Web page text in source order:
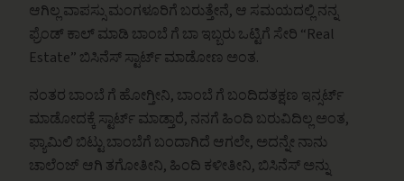
ಆಗಿಲ್ಲ ವಾಪಸ್ಸು ಮಂಗಳೂರಿಗೆ ಬರುತ್ತೇನೆ, ಆ ಸಮಯದಲ್ಲಿ ನನ್ನ
ಫ್ರೆಂಡ್ ಕಾಲ್ ಮಾಡಿ ಬಾಂಬೆ ಗೆ ಬಾ ಇಬ್ಬರು ಒಟ್ಟಿಗೆ ಸೇರಿ “Real
Estate” ಬಿಸಿನೆಸ್ ಸ್ಟಾರ್ಟ್ ಮಾಡೋಣ ಅಂತ.
ನಂತರ ಬಾಂಬೆ ಗೆ ಹೋಗ್ತೀನಿ, ಬಾಂಬೆ ಗೆ ಬಂದಿದತಕ್ಷಣ ಇನ್ಸರ್ಟ್
ಮಾಡೋದಕ್ಕೆ ಸ್ಟಾರ್ಟ್ ಮಾಡ್ತಾರೆ, ನನಗೆ ಹಿಂದಿ ಬರುವಿದಿಲ್ಲ ಅಂತ,
ಫ್ಯಾಮಿಲಿ ಬಿಟ್ಟು ಬಾಂಬೆಗೆ ಬಂದಾಗಿದೆ ಆಗಲೇ, ಅದನ್ನೇ ನಾನು
ಚಾಲೆಂಜ್ ಆಗಿ ತಗೋತೀನಿ, ಹಿಂದಿ ಕಳೀತೀನಿ, ಬಿಸಿನೆಸ್ ಅನ್ನು